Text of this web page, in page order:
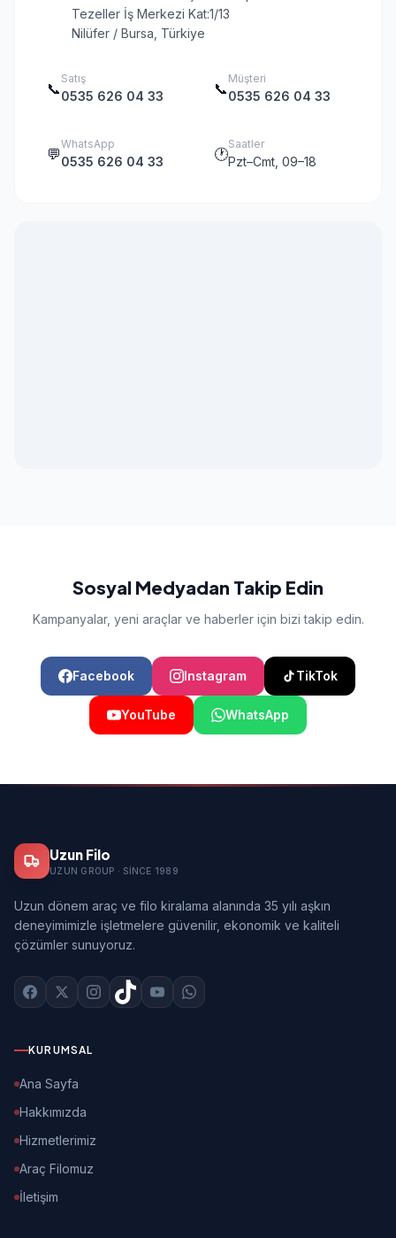
Tezeller İş Merkezi Kat:1/13
Nilüfer / Bursa, Türkiye
📞
Satış
0535 626 04 33 📞
Müşteri
0535 626 04 33
💬
WhatsApp
0535 626 04 33 🕐
Saatler
Pzt–Cmt, 09–18
Sosyal Medyadan Takip Edin
Kampanyalar, yeni araçlar ve haberler için bizi takip edin.
Facebook Instagram TikTok
YouTube WhatsApp
Uzun Filo
UZUN GROUP · SINCE 1989
Uzun dönem araç ve filo kiralama alanında 35 yılı aşkın
deneyimimizle işletmelere güvenilir, ekonomik ve kaliteli
çözümler sunuyoruz.
KURUMSAL
Ana Sayfa
Hakkımızda
Hizmetlerimiz
Araç Filomuz
İletişim